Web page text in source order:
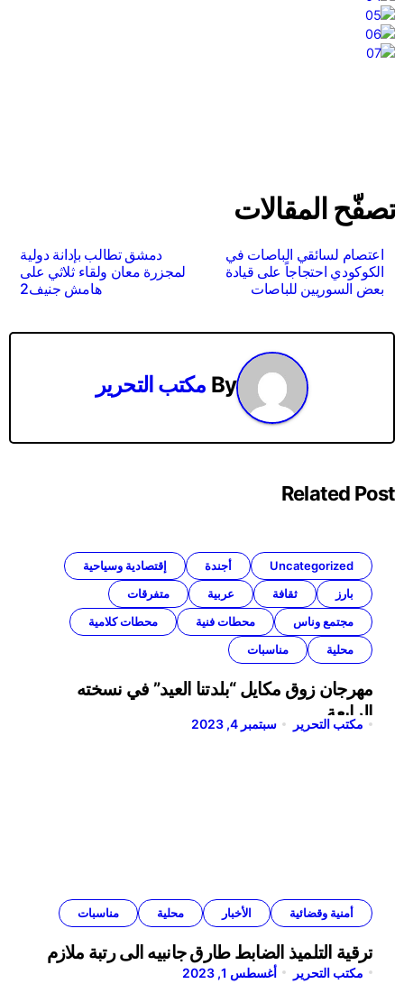
تصفّح المقالات
اعتصام لسائقي الباصات في
الكوكودي احتجاجاً على قيادة
بعض السوريين للباصات
دمشق تطالب بإدانة دولية
لمجزرة معان ولقاء ثلاثي على
هامش جنيف2
By مكتب التحرير
Related Post
Uncategorized أجندة
إقتصادية وسياحية
بارز
ثقافة عربية
متفرقات
مجتمع وناس
محطات فنية
محطات كلامية
محلية
مناسبات
مهرجان زوق مكايل “بلدتنا العيد” في نسخته
الرابعة
مكتب التحرير سبتمبر 4, 2023
أمنية وقضائية الأخبار محلية مناسبات
ترقية التلميذ الضابط طارق جانبيه الى رتبة ملازم
مكتب التحرير أغسطس 1, 2023